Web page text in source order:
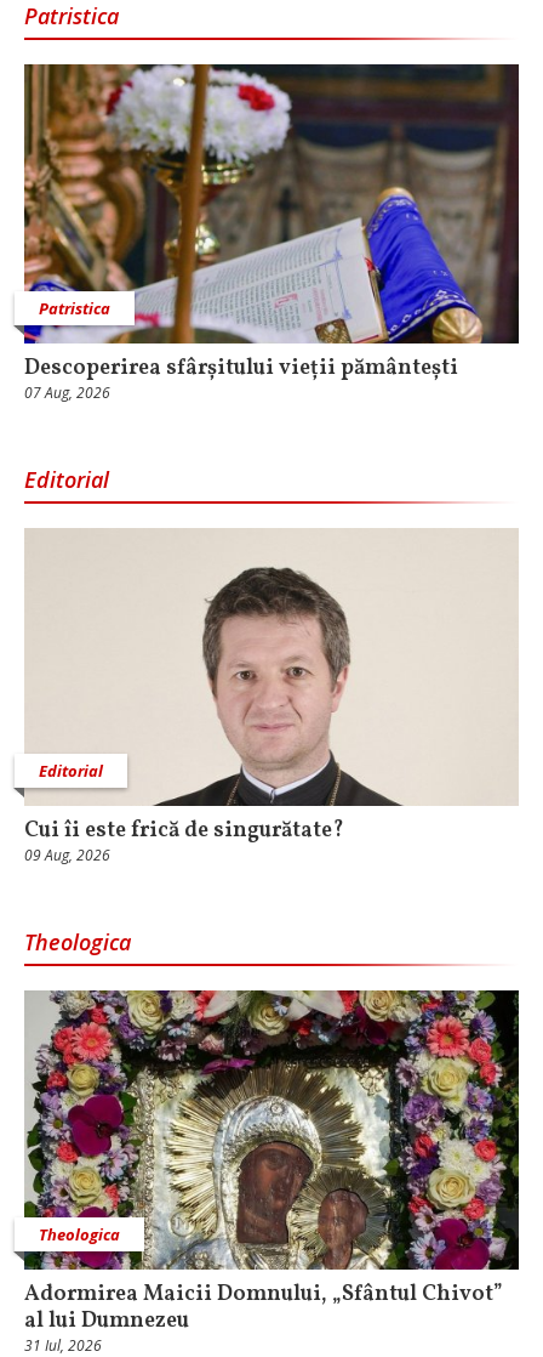
Patristica
Patristica
Descoperirea sfârșitului vieții pământești
07 Aug, 2026
Editorial
Editorial
Cui îi este frică de singurătate?
09 Aug, 2026
Theologica
Theologica
Adormirea Maicii Domnului, „Sfântul Chivot”
al lui Dumnezeu
31 Iul, 2026